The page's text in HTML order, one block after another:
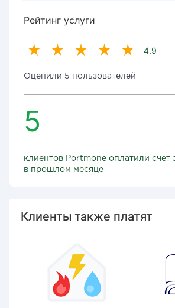
Рейтинг услуги
4.9
Оценили 5 пользователей
5
клиентов Portmone оплатили счет
в прошлом месяце
Клиенты также платят